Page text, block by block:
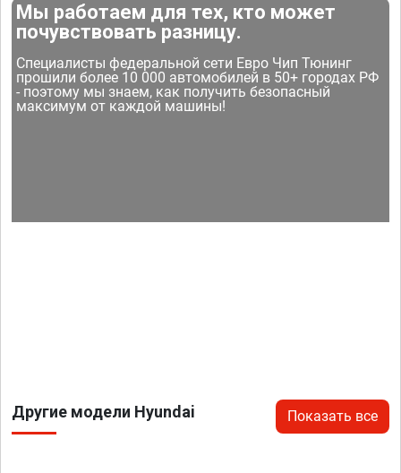
Мы работаем для тех, кто может
почувствовать разницу.
Специалисты федеральной сети Евро Чип Тюнинг
прошили более 10 000 автомобилей в 50+ городах РФ
- поэтому мы знаем, как получить безопасный
максимум от каждой машины!
Другие модели Hyundai Показать все